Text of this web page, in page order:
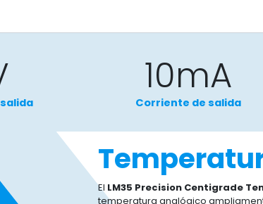
​10mA
Corriente de salida
El LM35 Precision Centigrade
temperatura analógico